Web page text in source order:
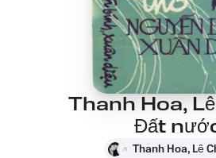
Thanh Hoa,
Đất
Thanh Hoa, Lê